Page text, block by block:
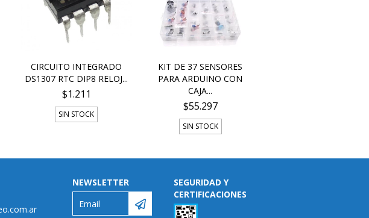
CIRCUITO INTEGRADO
DS1307 RTC DIP8 RELOJ...
$1.211
SIN STOCK
KIT DE 37 SENSORES
PARA ARDUINO CON
CAJA...
$55.297
SIN STOCK
NEWSLETTER
SEGURIDAD Y
CERTIFICACIONES